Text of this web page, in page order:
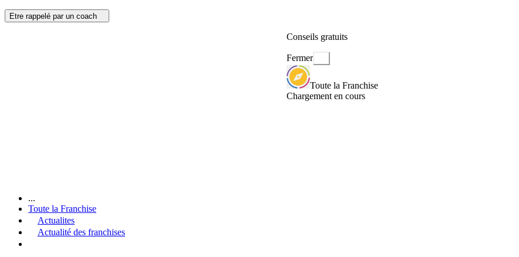
Etre rappelé par un coach
Conseils gratuits
Fermer
Toute la Franchise
Chargement en cours
...
Toute la Franchise
Actualites
Actualité des franchises